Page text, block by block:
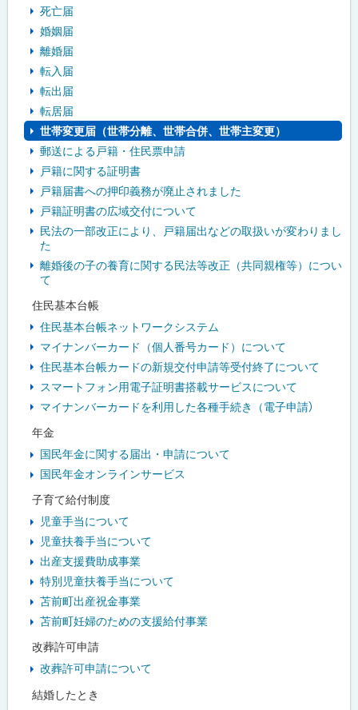
死亡届
婚姻届
離婚届
転入届
転出届
転居届
世帯変更届（世帯分離、世帯合併、世帯主変更）
郵送による戸籍・住民票申請
戸籍に関する証明書
戸籍届書への押印義務が廃止されました
戸籍証明書の広域交付について
民法の一部改正により、戸籍届出などの取扱いが変わりまし
た
離婚後の子の養育に関する民法等改正（共同親権等）につい
て
住民基本台帳
住民基本台帳ネットワークシステム
マイナンバーカード（個人番号カード）について
住民基本台帳カードの新規交付申請等受付終了について
スマートフォン用電子証明書搭載サービスについて
マイナンバーカードを利用した各種手続き（電子申請）
年金
国民年金に関する届出・申請について
国民年金オンラインサービス
子育て給付制度
児童手当について
児童扶養手当について
出産支援費助成事業
特別児童扶養手当について
苫前町出産祝金事業
苫前町妊婦のための支援給付事業
改葬許可申請
改葬許可申請について
結婚したとき